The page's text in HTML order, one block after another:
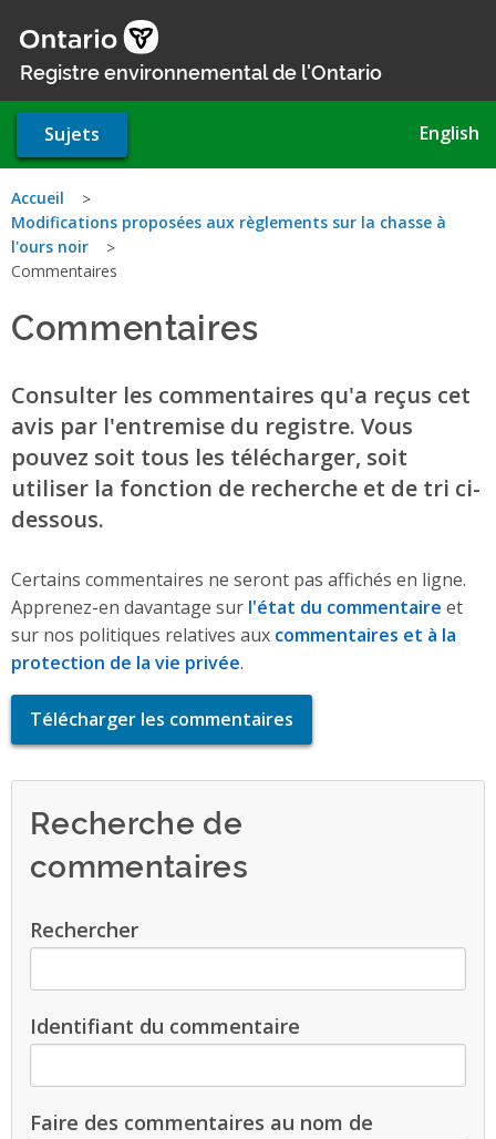
au
contenu
Registre environnemental de l'Ontario
Sujets English
Vous
êtes
Accueil
Modifications proposées aux règlements sur la chasse à
l'ours noir
Commentaires
Commentaires
Consulter les commentaires qu'a reçus cet
avis par l'entremise du registre. Vous
pouvez soit tous les télécharger, soit
utiliser la fonction de recherche et de tri ci-
dessous.
Certains commentaires ne seront pas affichés en ligne.
Apprenez-en davantage sur l'état du commentaire et
sur nos politiques relatives aux commentaires et à la
protection de la vie privée.
Télécharger les commentaires
Recherche de
commentaires
Rechercher
Identifiant du commentaire
Faire des commentaires au nom de